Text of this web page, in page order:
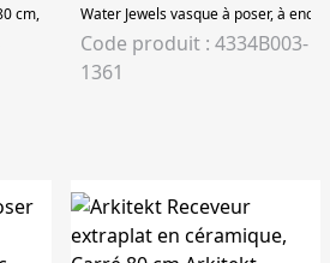
Water Jewels vasque à poser, à
Code produit : 4334B003-
1361